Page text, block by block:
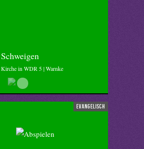
Schweigen
Kirche in WDR 5 | Warnke
evangelisch